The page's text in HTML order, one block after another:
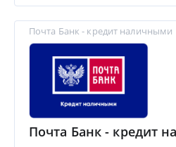
Почта Банк - кредит наличными
Почта Банк - кредит